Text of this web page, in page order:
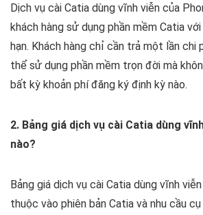
Dịch vụ cài Catia dùng vĩnh viễn của
khách hàng sử dụng phần mềm Catia
hạn. Khách hàng chỉ cần trả một lần chi
thể sử dụng phần mềm trọn đời mà
bất kỳ khoản phí đăng ký định kỳ nào.
2. Bảng giá dịch vụ cài Catia dùng
nào?
Bảng giá dịch vụ cài Catia dùng vĩnh
thuộc vào phiên bản Catia và nhu cầu